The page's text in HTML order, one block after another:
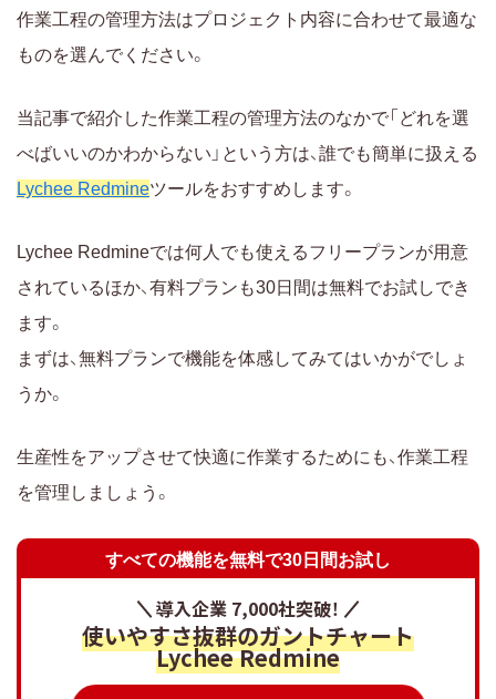
作業工程の管理方法はプロジェクト内容に合わせて最適な
ものを選んでください。
当記事で紹介した作業工程の管理方法のなかで「どれを選
べばいいのかわからない」という方は、誰でも簡単に扱える
Lychee Redmineツールをおすすめします。
Lychee Redmineでは何人でも使えるフリープランが用意
されているほか、有料プランも30日間は無料でお試しでき
ます。
まずは、無料プランで機能を体感してみてはいかがでしょ
うか。
生産性をアップさせて快適に作業するためにも、作業工程
を管理しましょう。
すべての機能を無料で30日間お試し
導入企業 7,000社突破！
使いやすさ抜群のガントチャート
Lychee Redmine